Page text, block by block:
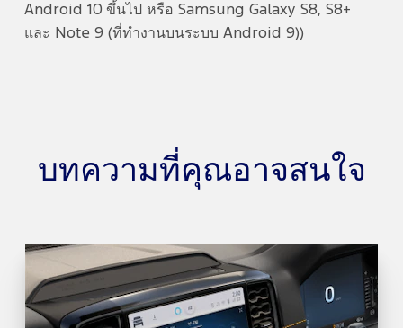
Android 10 ขึ้นไป หรือ Samsung Galaxy S8, S8+
และ Note 9 (ที่ทำงานบนระบบ Android 9))
บทความที่คุณอาจสนใจ